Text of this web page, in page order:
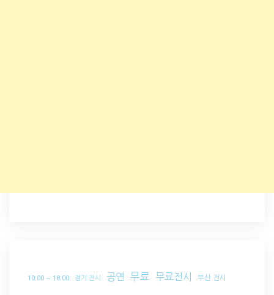
10:00 ~ 18:00 경기 전시 공연 무료 무료전시 부산 전시